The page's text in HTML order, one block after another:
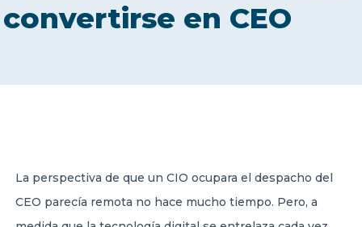
NEWS
Member of Russell Bedford International –
A global network of independent professional
convertirse en CEO
La perspectiva de que un CIO ocupara el despacho del
CEO parecía remota no hace mucho tiempo. Pero, a